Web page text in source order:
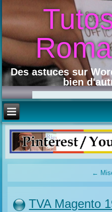
Des astuces sur
bien
←
TVA Magento